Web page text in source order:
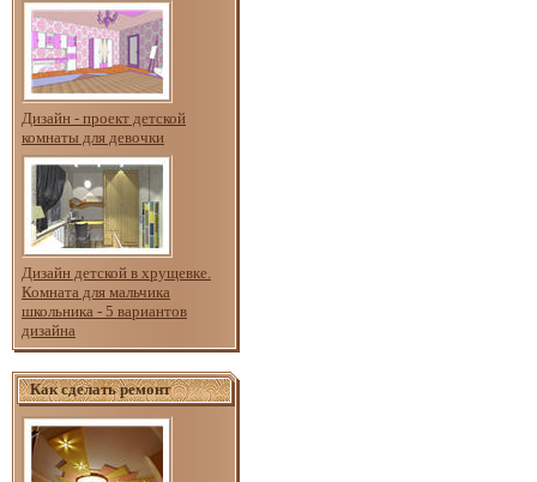
Дизайн - проект детской
комнаты для девочки
Дизайн детской в хрущевке.
Комната для мальчика
школьника - 5 вариантов
дизайна
Как сделать ремонт